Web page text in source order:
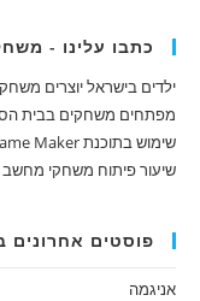
כתבו עלינו -
ילדים בישראל יוצרים
מפתחים משחקים בבית
שימוש בתוכנת Game Maker ליצירת משחק לימודי רציני
שיעור פיתוח משחקי מחשב
פוסטים אחרונים
אניגמה